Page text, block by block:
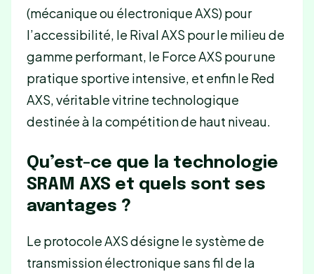
(mécanique ou électronique AXS) pour
l’accessibilité, le Rival AXS pour le milieu de
gamme performant, le Force AXS pour une
pratique sportive intensive, et enfin le Red
AXS, véritable vitrine technologique
destinée à la compétition de haut niveau.
Qu’est-ce que la technologie
SRAM AXS et quels sont ses
avantages ?
Le protocole AXS désigne le système de
transmission électronique sans fil de la